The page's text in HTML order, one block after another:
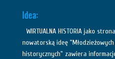
Idea:
WIRTUALNA HISTORIA jako
nowatorską ideę
historycznych" zawiera